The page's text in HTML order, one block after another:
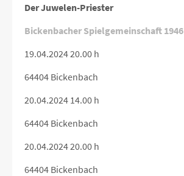
Der Juwelen-Priester
Bickenbacher Spielgemeinschaft 1946
19.04.2024 20.00 h
64404 Bickenbach
20.04.2024 14.00 h
64404 Bickenbach
20.04.2024 20.00 h
64404 Bickenbach